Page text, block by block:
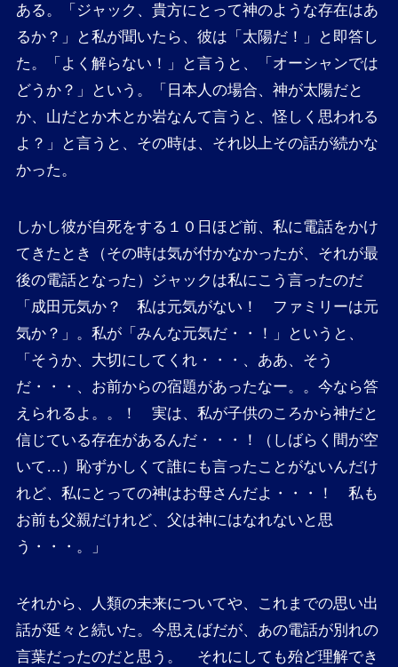
ある。「ジャック、貴方にとって神のような存在はあ
るか？」と私が聞いたら、彼は「太陽だ！」と即答し
た。「よく解らない！」と言うと、「オーシャンでは
どうか？」という。「日本人の場合、神が太陽だと
か、山だとか木とか岩なんて言うと、怪しく思われる
よ？」と言うと、その時は、それ以上その話が続かな
かった。
しかし彼が自死をする１０日ほど前、私に電話をかけ
てきたとき（その時は気が付かなかったが、それが最
後の電話となった）ジャックは私にこう言ったのだ
「成田元気か？ 私は元気がない！ ファミリーは元
気か？」。私が「みんな元気だ・・！」というと、
「そうか、大切にしてくれ・・・、ああ、そう
だ・・・、お前からの宿題があったなー。。今なら答
えられるよ。。！ 実は、私が子供のころから神だと
信じている存在があるんだ・・・！（しばらく間が空
いて…）恥ずかしくて誰にも言ったことがないんだけ
れど、私にとっての神はお母さんだよ・・・！ 私も
お前も父親だけれど、父は神にはなれないと思
う・・・。」
それから、人類の未来についてや、これまでの思い出
話が延々と続いた。今思えばだが、あの電話が別れの
言葉だったのだと思う。 それにしても殆ど理解でき